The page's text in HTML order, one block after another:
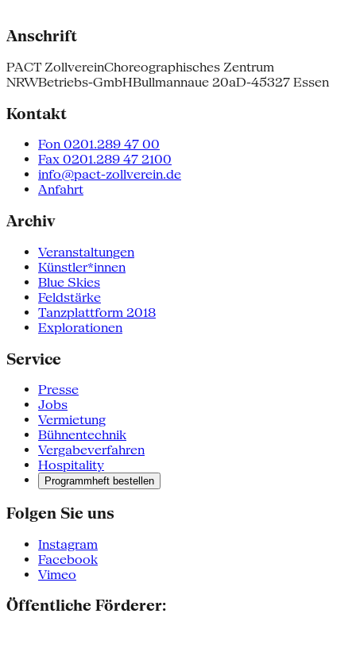
Anschrift
PACT ZollvereinChoreographisches Zentrum
NRWBetriebs-GmbHBullmannaue 20aD-45327 Essen
Kontakt
Fon 0201.289 47 00
Fax 0201.289 47 2100
info@pact-zollverein.de
Anfahrt
Archiv
Veranstaltungen
Künstler*innen
Blue Skies
Feldstärke
Tanzplattform 2018
Explorationen
Service
Presse
Jobs
Vermietung
Bühnentechnik
Vergabeverfahren
Hospitality
Programmheft bestellen
Folgen Sie uns
Instagram
Facebook
Vimeo
Öffentliche Förderer: